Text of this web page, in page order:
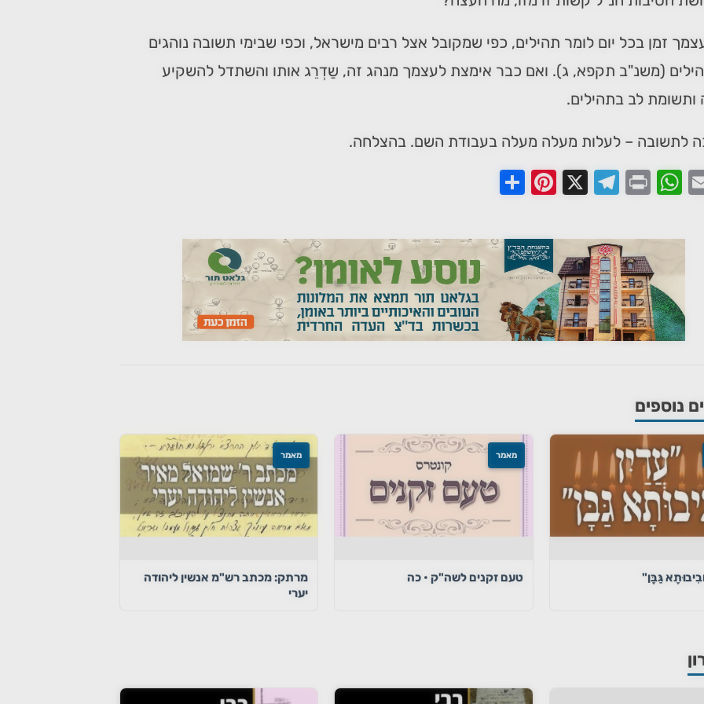
זמן בכל יום לומר תהילים, כפי שמקובל אצל רבים מישראל, וכפי שבימי תשובה נוהגים
(משנ"ב תקפא, ג). ואם כבר אימצת לעצמך מנהג זה, שַדְרֵג אותו והשתדל להשקיע
לב בתהילים.
לתשובה – לעלות מעלה מעלה בעבודת השם. בהצלחה.
Email
WhatsApp
Print
Telegram
Pinterest
נוספים
גַּבָּן"
מאמר
טעם זקנים לשה"ק • כה
מאמר
מרתק: מכתב רש"מ אנשין ליהודה
יערי